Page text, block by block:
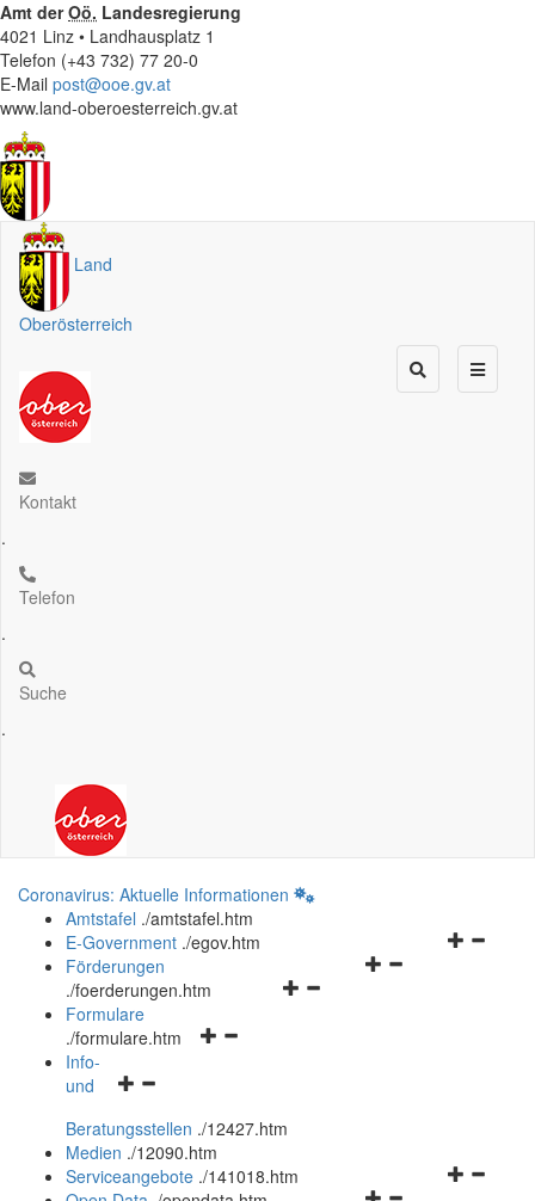
Amt derOö. Landesregierung
4021 Linz • Landhausplatz 1
Telefon (+43 732) 77 20-0
E-Mail post@ooe.gv.at
www.land-oberoesterreich.gv.at
Land
Oberösterreich
Kontakt
.
Telefon
.
Suche
.
Coronavirus: Aktuelle Informationen
Amtstafel ./amtstafel.htm
Navigationsmenü
E-Government ./egov.htm
Navigationsmenü
Förderungen
./foerderungen.htm
Navigationsmenü
Formulare
./formulare.htm
Navigationsmenü
und
schließen
Info-
und
Beratungsstellen ./12427.htm
Medien ./12090.htm
Navigationsmenü
Serviceangebote ./141018.htm